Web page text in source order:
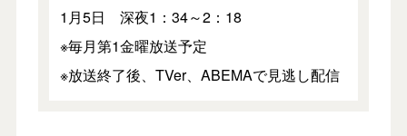
1月5日 深夜1：34～2：18
※毎月第1金曜放送予定
※放送終了後、TVer、ABEMAで見逃し配信